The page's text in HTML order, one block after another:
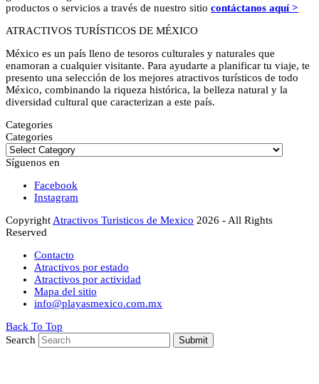
productos o servicios a través de nuestro sitio contáctanos aquí >
ATRACTIVOS TURÍSTICOS DE MÉXICO
México es un país lleno de tesoros culturales y naturales que
enamoran a cualquier visitante. Para ayudarte a planificar tu viaje, te
presento una selección de los mejores atractivos turísticos de todo
México, combinando la riqueza histórica, la belleza natural y la
diversidad cultural que caracterizan a este país.
Categories
Categories
Síguenos en
Facebook
Instagram
Copyright Atractivos Turisticos de Mexico 2026 - All Rights
Reserved
Contacto
Atractivos por estado
Atractivos por actividad
Mapa del sitio
info@playasmexico.com.mx
Back To Top
Search
Submit